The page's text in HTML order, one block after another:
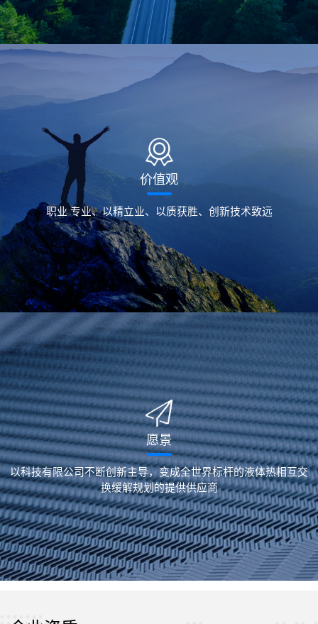
价值观
职业 专业、以精立业、以质获胜、创新技术致远
愿景
以科技有限公司不断创新主导，变成全世界标杆的液体热相互交
换缓解规划的提供供应商